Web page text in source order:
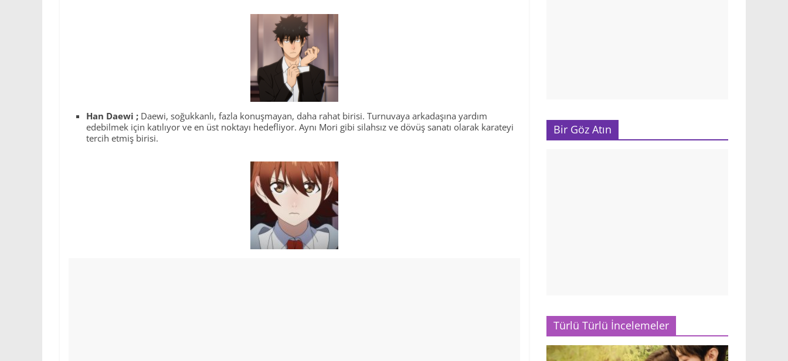
Han Daewi ; Daewi, soğukkanlı, fazla konuşmayan, daha rahat birisi. Turnuvaya arkadaşına yardım
edebilmek için katılıyor ve en üst noktayı hedefliyor. Aynı Mori gibi silahsız ve dövüş sanatı olarak karateyi
tercih etmiş birisi.
Bir Göz Atın
Türlü Türlü İncelemeler